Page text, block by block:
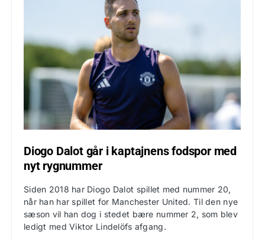
Diogo Dalot går i kaptajnens fodspor med
nyt rygnummer
Siden 2018 har Diogo Dalot spillet med nummer 20,
når han har spillet for Manchester United. Til den nye
sæson vil han dog i stedet bære nummer 2, som blev
ledigt med Viktor Lindelöfs afgang.